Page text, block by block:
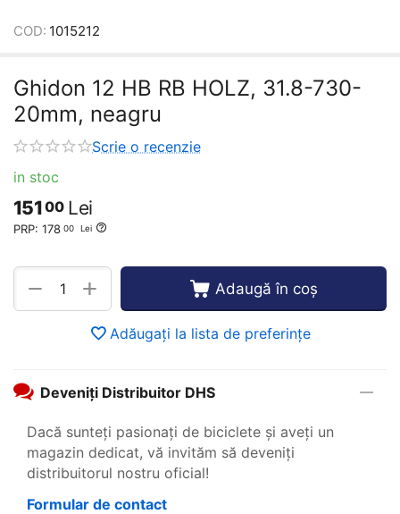
COD: 1015212
Ghidon 12 HB RB HOLZ, 31.8-730-
20mm, neagru
Scrie o recenzie
in stoc
15100 Lei
PRP: 178 00 Lei
+
− Adaugă în coș
Adăugați la lista de preferințe
Deveniți Distribuitor DHS
Dacă sunteți pasionați de biciclete și aveți un
magazin dedicat, vă invităm să deveniți
distribuitorul nostru oficial!
Formular de contact